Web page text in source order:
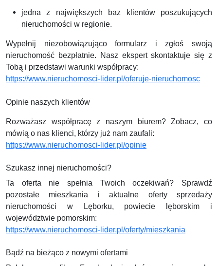
jedna z największych baz klientów poszukujących
nieruchomości w regionie.
Wypełnij niezobowiązująco formularz i zgłoś swoją
nieruchomość bezpłatnie. Nasz ekspert skontaktuje się z
Tobą i przedstawi warunki współpracy:
https://www.nieruchomosci-lider.pl/oferuje-nieruchomosc
Opinie naszych klientów
Rozważasz współpracę z naszym biurem? Zobacz, co
mówią o nas klienci, którzy już nam zaufali:
https://www.nieruchomosci-lider.pl/opinie
Szukasz innej nieruchomości?
Ta oferta nie spełnia Twoich oczekiwań? Sprawdź
pozostałe mieszkania i aktualne oferty sprzedaży
nieruchomości w Lęborku, powiecie lęborskim i
województwie pomorskim:
https://www.nieruchomosci-lider.pl/oferty/mieszkania
Bądź na bieżąco z nowymi ofertami